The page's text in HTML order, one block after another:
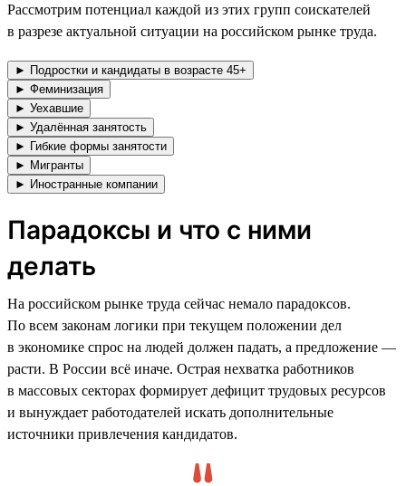
Рассмотрим потенциал каждой из этих групп соискателей
в разрезе актуальной ситуации на российском рынке труда.
► Подростки и кандидаты в возрасте 45+
► Феминизация
► Уехавшие
► Удалённая занятость
► Гибкие формы занятости
► Мигранты
► Иностранные компании
Парадоксы и что с ними
делать
На российском рынке труда сейчас немало парадоксов.
По всем законам логики при текущем положении дел
в экономике спрос на людей должен падать, а предложение —
расти. В России всё иначе. Острая нехватка работников
в массовых секторах формирует дефицит трудовых ресурсов
и вынуждает работодателей искать дополнительные
источники привлечения кандидатов.